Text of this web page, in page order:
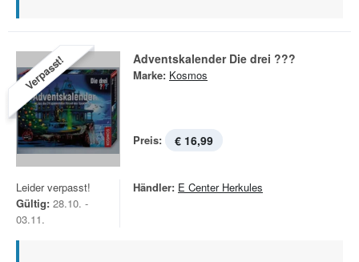
Verpasst! Adventskalender Die drei ???
Marke: Kosmos
Preis: € 16,99
Leider verpasst!
Gültig: 28.10. -
03.11.
Händler: E Center Herkules